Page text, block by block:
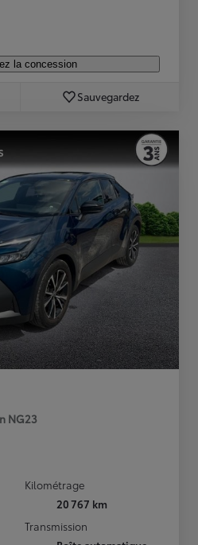
la concession
Sauvegardez
NG23
Kilométrage
20 767 km
Transmission